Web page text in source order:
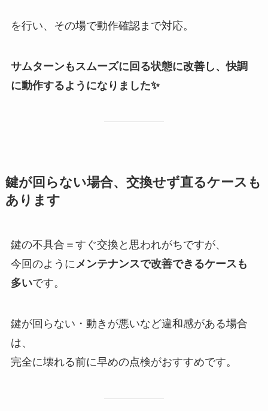
を行い、その場で動作確認まで対応。
サムターンもスムーズに回る状態に改善し、快調
に動作するようになりました✨
鍵が回らない場合、交換せず直るケースも
あります
鍵の不具合＝すぐ交換と思われがちですが、
今回のようにメンテナンスで改善できるケースも
多いです。
鍵が回らない・動きが悪いなど違和感がある場合
は、
完全に壊れる前に早めの点検がおすすめです。